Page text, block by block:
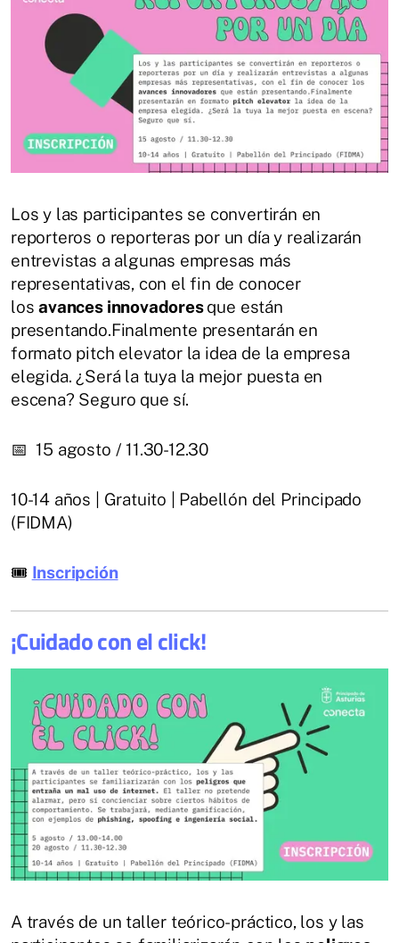
Los y las participantes se convertirán en
reporteros o reporteras por un día y realizarán
entrevistas a algunas empresas más
representativas, con el fin de conocer
losavances innovadoresque están
presentando.Finalmente presentarán en
formato pitch elevator la idea de la empresa
elegida. ¿Será la tuya la mejor puesta en
escena? Seguro que sí.
📅 15 agosto / 11.30-12.30
10-14 años | Gratuito | Pabellón del Principado
(FIDMA)
🎟 Inscripción
¡Cuidado con el click!
A través de un taller teórico-práctico, los y las